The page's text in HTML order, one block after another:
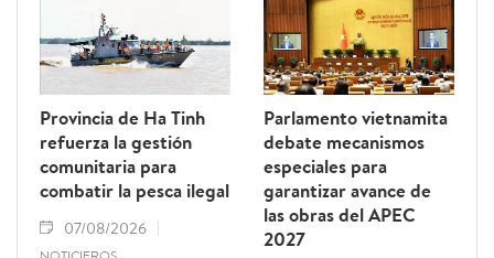
Provincia de Ha Tinh
refuerza la gestión
comunitaria para
combatir la pesca ilegal
07/08/2026
Parlamento vietnamita
debate mecanismos
especiales para
garantizar avance de
las obras del APEC
2027